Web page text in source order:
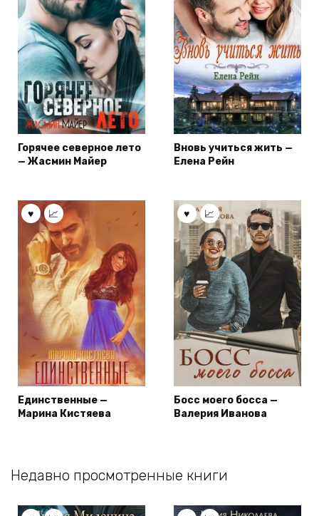
Горячее северное лето
— Жасмин Майер
Вновь учиться жить —
Елена Рейн
Единственные —
Марина Кистяева
Босс моего босса —
Валерия Иванова
Недавно просмотренные книги